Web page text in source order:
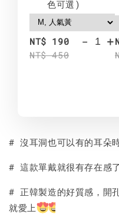
色可選)
NT$ 190
NT$ 450
- +
# 沒耳洞也可以有的耳朵
# 這款單戴就很有存在感
# 正韓製造的好質感，開
就愛上